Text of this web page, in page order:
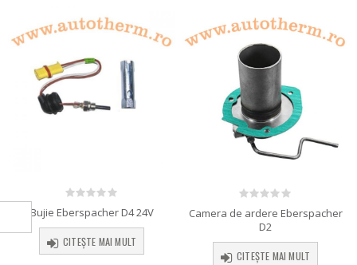
0out of 5
Bujie Eberspacher D4 24V
CITEȘTE MAI MULT
0 out of 5
Camera de ardere Eberspacher
D2
CITEȘTE MAI MULT